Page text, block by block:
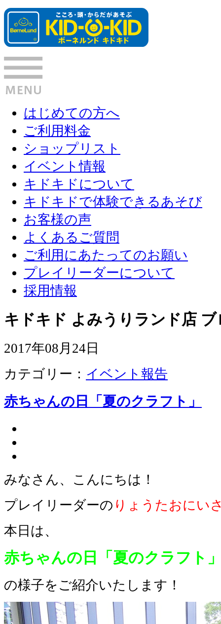
はじめての方へ
ご利用料金
ショップリスト
イベント情報
キドキドについて
キドキドで体験できるあそび
お客様の声
よくあるご質問
ご利用にあたってのお願い
プレイリーダーについて
採用情報
キドキド よみうりランド店 ブ
2017年08月24日
カテゴリー： イベント報告
赤ちゃんの日「夏のクラフト」
みなさん、こんにちは！
プレイリーダーの りょうたおにい
本日は、
赤ちゃんの日「夏のクラフト
の様子をご紹介いたします！